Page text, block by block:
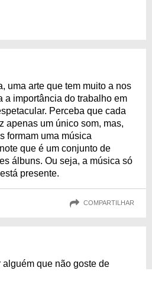
uma arte que tem muito a nos
a importância do trabalho em
Perceba que cada
apenas um único som, mas,
formam uma música
que é um conjunto de
álbuns. Ou seja, a música só
presente.
COMPARTILHAR
que não goste de